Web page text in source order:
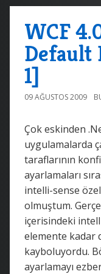
WCF
Default
1]
09 AĞUSTOS 2009
Çok eskinden
uygulamalarda
taraflarının
ayarlamaları
intelli-sense
olmuştum.
içerisindeki
elemente kadar
kayboluyordu.
ayarlamayı